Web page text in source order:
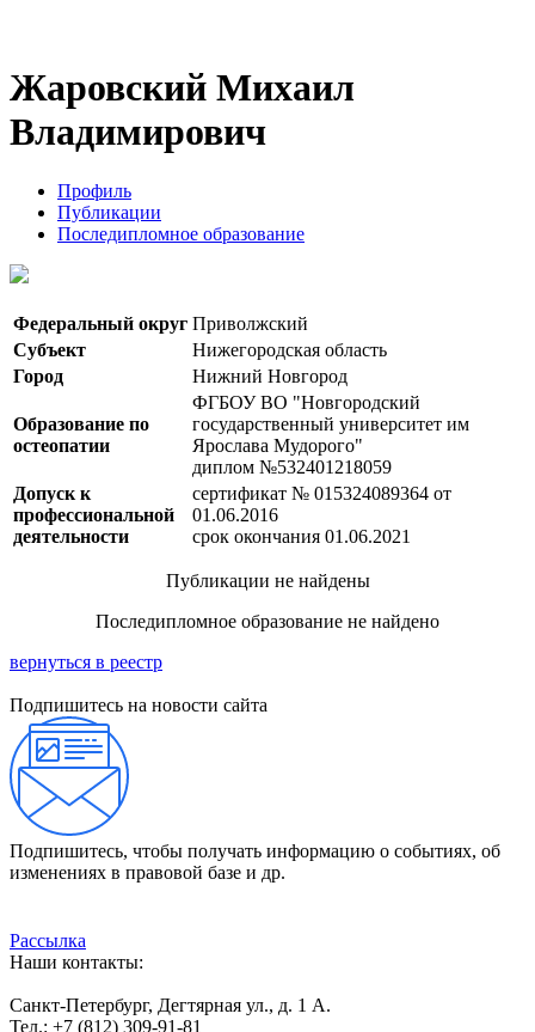
Жаровский Михаил
Владимирович
Профиль
Публикации
Последипломное образование
Федеральный округ Приволжский
Субъект
Нижегородская область
Город
Нижний Новгород
Образование по
остеопатии
ФГБОУ ВО "Новгородский
государственный университет им
Ярослава Мудорого"
диплом №532401218059
Допуск к
профессиональной
деятельности
сертификат № 015324089364 от
01.06.2016
срок окончания 01.06.2021
Публикации не найдены
Последипломное образование не найдено
вернуться в реестр
Подпишитесь на новости сайта
Подпишитесь, чтобы получать информацию о событиях, об
изменениях в правовой базе и др.
Рассылка
Наши контакты:
Санкт-Петербург, Дегтярная ул., д. 1 А.
Тел.: +7 (812) 309-91-81